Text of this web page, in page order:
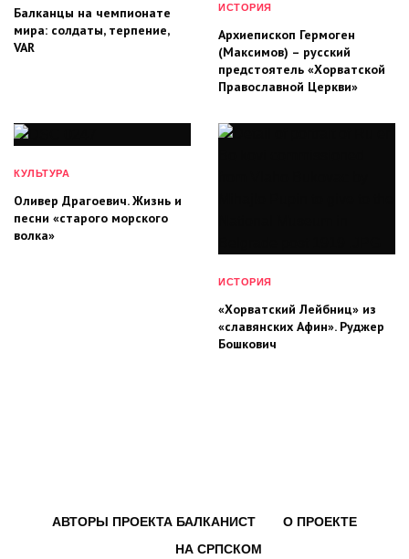
Балканцы на чемпионате
мира: солдаты, терпение,
VAR
ИСТОРИЯ
Архиепископ Гермоген
(Максимов) – русский
предстоятель «Хорватской
Православной Церкви»
КУЛЬТУРА
Оливер Драгоевич. Жизнь и
песни «старого морского
волка»
ИСТОРИЯ
«Хорватский Лейбниц» из
«славянских Афин». Руджер
Бошкович
АВТОРЫ ПРОЕКТА БАЛКАНИСТ
О ПРОЕКТЕ
НА СРПСКОМ